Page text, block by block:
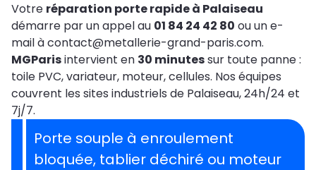
Votre réparation porte rapide à Palaiseau
démarre par un appel au 01 84 24 42 80 ou un e-
mail à contact@metallerie-grand-paris.com.
MGParisintervient en 30 minutessur toute panne :
toile PVC, variateur, moteur, cellules. Nos équipes
couvrent les sites industriels de Palaiseau, 24h/24 et
7j/7.
Porte souple à enroulement
bloquée, tablier déchiré ou moteur